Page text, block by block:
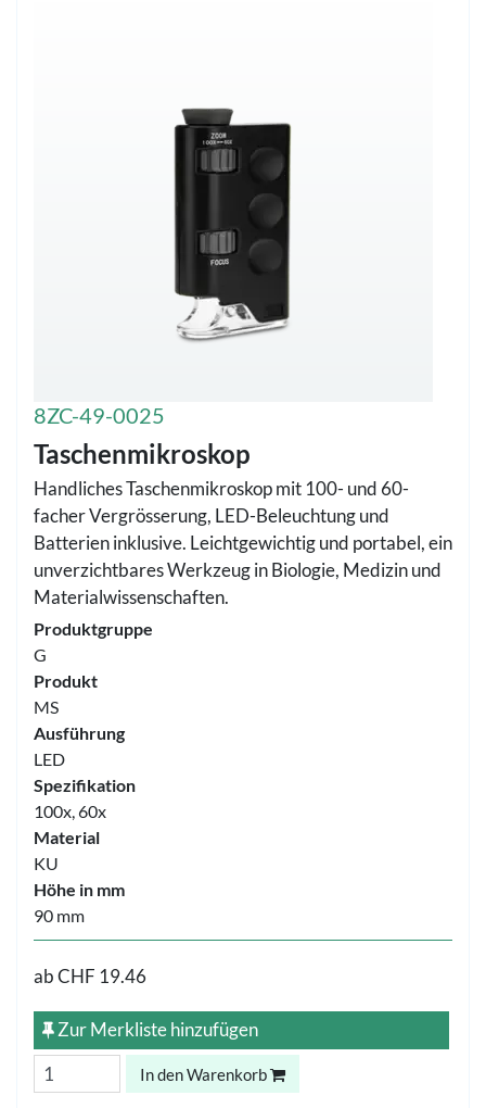
8ZC-49-0025
Taschenmikroskop
Handliches Taschenmikroskop mit 100- und 60-
facher Vergrösserung, LED-Beleuchtung und
Batterien inklusive. Leichtgewichtig und portabel, ein
unverzichtbares Werkzeug in Biologie, Medizin und
Materialwissenschaften.
Produktgruppe
G
Produkt
MS
Ausführung
LED
Spezifikation
100x, 60x
Material
KU
Höhe in mm
90 mm
abCHF 19.46
Zur Merkliste hinzufügen
In den Warenkorb